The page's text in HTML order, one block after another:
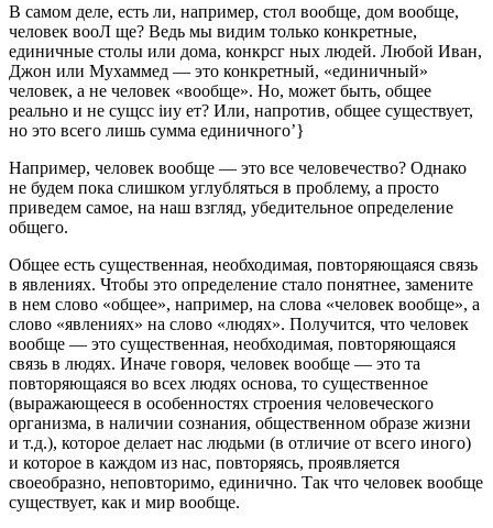
В самом деле, есть ли, например, стол вообще, дом вообще,
человек вооЛ ще? Ведь мы видим только конкретные,
единичные столы или дома, конкрсг ных людей. Любой Иван,
Джон или Мухаммед — это конкретный, «единичный»
человек, а не человек «вообще». Но, может быть, общее
реально и не сущсс іиу ет? Или, напротив, общее существует,
но это всего лишь сумма единичного’}
Например, человек вообще — это все человечество? Однако
не будем пока слишком углубляться в проблему, а просто
приведем самое, на наш взгляд, убедительное определение
общего.
Общее есть существенная, необходимая, повторяющаяся связь
в явлениях. Чтобы это определение стало понятнее, замените
в нем слово «общее», напри­мер, на слова «человек вообще», а
слово «явлениях» на слово «людях». Полу­чится, что человек
вообще — это существенная, необходимая, повторяющаяся
связь в людях. Иначе говоря, человек вообще — это та
повторяющаяся во всех людях основа, то существенное
(выражающееся в особенностях строения чело­веческого
организма, в наличии сознания, общественном образе жизни
и т.д.), которое делает нас людьми (в отличие от всего иного)
и которое в каждом из нас, повторяясь, проявляется
своеобразно, неповторимо, единично. Так что че­ловек вообще
существует, как и мир вообще.